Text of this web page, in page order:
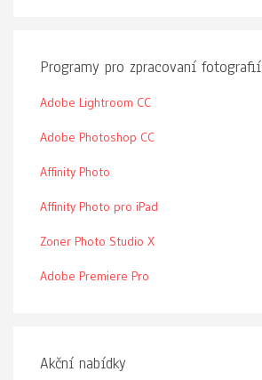
Programy pro zpracovaní fotografií
Adobe Lightroom CC
Adobe Photoshop CC
Affinity Photo
Affinity Photo pro iPad
Zoner Photo Studio X
Adobe Premiere Pro
Akční nabídky